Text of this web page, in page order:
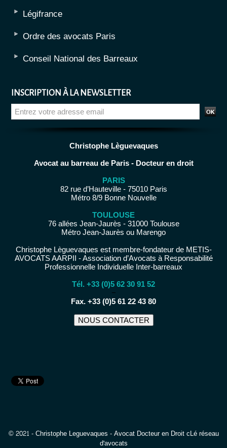
Légifrance
Ordre des avocats Paris
Conseil National des Barreaux
INSCRIPTION À LA NEWSLETTER
Christophe Lèguevaques
Avocat au barreau de Paris - Docteur en droit
PARIS
82 rue d’Hauteville - 75010 Paris
Métro 8/9 Bonne Nouvelle
TOULOUSE
76 allées Jean-Jaurès - 31000 Toulouse
Métro Jean-Jaurès ou Marengo
Christophe Lèguevaques est membre-fondateur de METIS-
AVOCATS AARPII - Association d’Avocats à Responsabilité
Professionnelle Individuelle Inter-barreaux
Tél. +33 (0)5 62 30 91 52
−
Fax. +33 (0)5 61 22 43 80
NOUS CONTACTER
© 2021 - Christophe Leguevaques - Avocat Docteur en Droit cLé réseau
d'avocats